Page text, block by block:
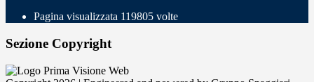
Pagina visualizzata 119805 volte
Sezione Copyright